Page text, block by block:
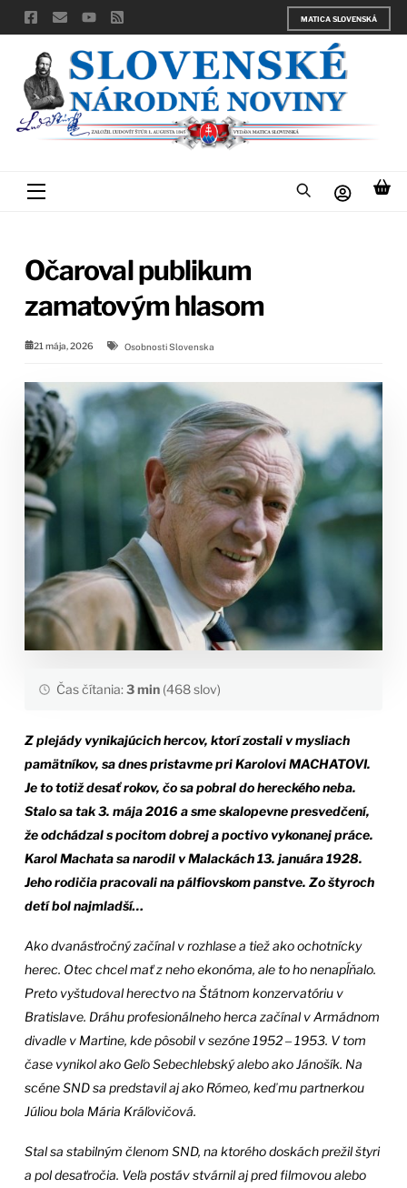
Skip
to
content
MATICA SLOVENSKÁ
Menu
Očaroval publikum
zamatovým hlasom
21 mája, 2026 Osobnosti Slovenska
Čas čítania:3 min(468 slov)
Z plejády vynikajúcich hercov, ktorí zostali v mysliach
pamätníkov, sa dnes pristavme pri Karolovi MACHATOVI.
Je to totiž desať rokov, čo sa pobral do hereckého neba.
Stalo sa tak 3. mája 2016 a sme skalopevne presvedčení,
že odchádzal s pocitom dobrej a poctivo vykonanej práce.
Karol Machata sa narodil v Malackách 13. januára 1928.
Jeho rodičia pracovali na pálfiovskom panstve. Zo štyroch
detí bol najmladší…
Ako dvanásťročný začínal v rozhlase a tiež ako ochotnícky
herec. Otec chcel mať z neho ekonóma, ale to ho nenapĺňalo.
Preto vyštudoval herectvo na Štátnom konzervatóriu v
Bratislave. Dráhu profesionálneho herca začínal v Armádnom
divadle v Martine, kde pôsobil v sezóne 1952 ‒ 1953. V tom
čase vynikol ako Geľo Sebechlebský alebo ako Jánošík. Na
scéne SND sa predstavil aj ako Rómeo, keď mu partnerkou
Júliou bola Mária Kráľovičová.
Stal sa stabilným členom SND, na ktorého doskách prežil štyri
a pol desaťročia. Veľa postáv stvárnil aj pred filmovou alebo